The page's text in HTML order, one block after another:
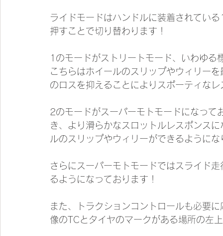
ライドモードはハンドルに装着されてい
押すことで切り替わります！
1のモードがストリートモード、いわゆる
こちらはホイールのスリップやウィリー
のロスを抑えることによりスポーティな
2のモードがスーパーモトモードになって
き、より滑らかなスロットルレスポンス
ルのスリップやウィリーができるようにな
さらにスーパーモトモードではスライド
るようになっております！
また、トラクションコントロールも必要
像のTCとタイヤのマークがある場所の左